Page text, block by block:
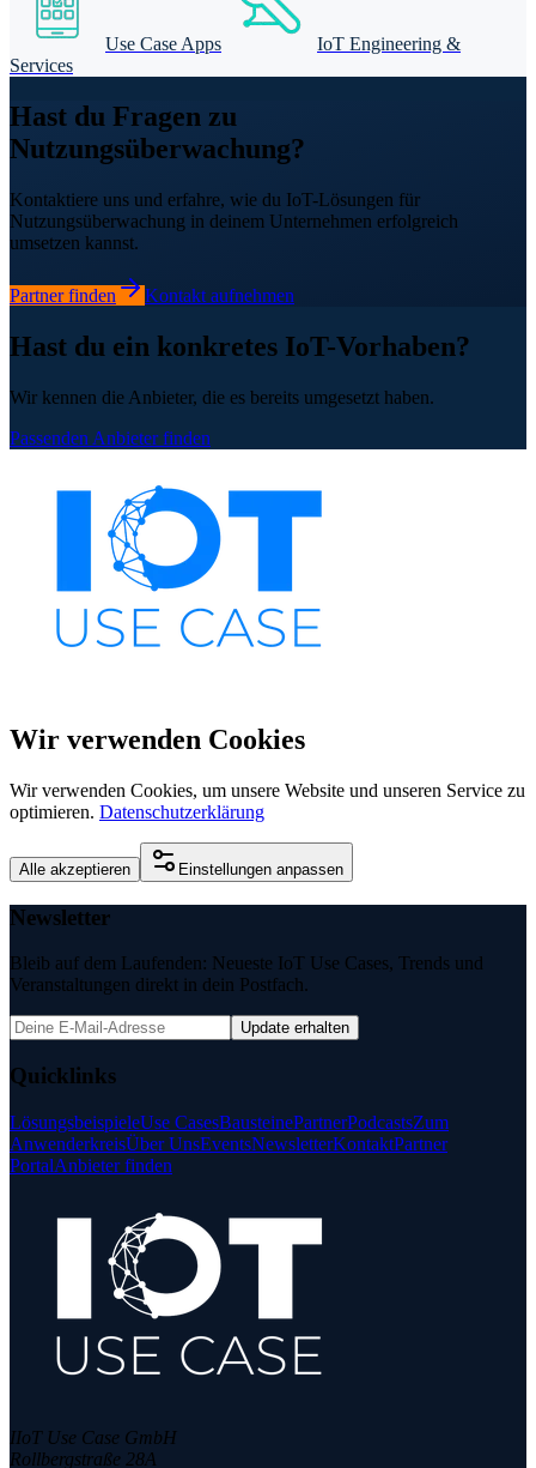
Use Case Apps
IoT Engineering &
Services
Hast du Fragen zu
Nutzungsüberwachung?
Kontaktiere uns und erfahre, wie du IoT-Lösungen für
Nutzungsüberwachung in deinem Unternehmen erfolgreich
umsetzen kannst.
Partner finden Kontakt aufnehmen
Hast du ein konkretes IoT-Vorhaben?
Wir kennen die Anbieter, die es bereits umgesetzt haben.
Passenden Anbieter finden
Wir verwenden Cookies
Wir verwenden Cookies, um unsere Website und unseren Service zu
optimieren. Datenschutzerklärung
Alle akzeptieren Einstellungen anpassen
Newsletter
Bleib auf dem Laufenden: Neueste IoT Use Cases, Trends und
Veranstaltungen direkt in dein Postfach.
Update erhalten
Quicklinks
LösungsbeispieleUse CasesBausteinePartnerPodcastsZum
AnwenderkreisÜber UnsEventsNewsletterKontaktPartner
PortalAnbieter finden
IIoT Use Case GmbH
Rollbergstraße 28A